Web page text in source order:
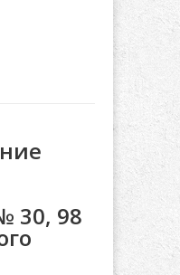
30, 98